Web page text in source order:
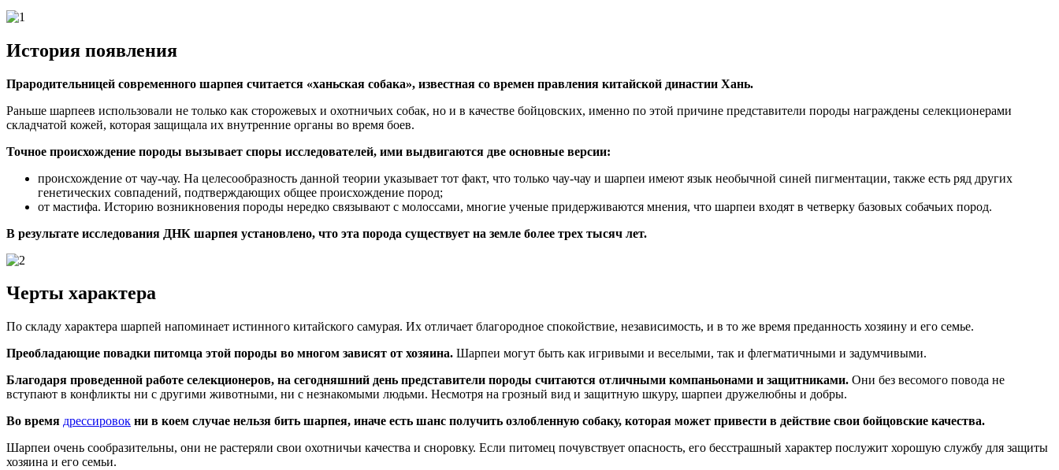
История появления
Прародительницей современного шарпея считается «ханьская собака», известная со времен правления китайской династии Хань.
Раньше шарпеев использовали не только как сторожевых и охотничьих собак, но и в качестве бойцовских, именно по этой причине представители породы награждены селекционерами
складчатой кожей, которая защищала их внутренние органы во время боев.
Точное происхождение породы вызывает споры исследователей, ими выдвигаются две основные версии:
происхождение от чау-чау. На целесообразность данной теории указывает тот факт, что только чау-чау и шарпеи имеют язык необычной синей пигментации, также есть ряд других
генетических совпадений, подтверждающих общее происхождение пород;
от мастифа. Историю возникновения породы нередко связывают с молоссами, многие ученые придерживаются мнения, что шарпеи входят в четверку базовых собачьих пород.
В результате исследования ДНК шарпея установлено, что эта порода существует на земле более трех тысяч лет.
Черты характера
По складу характера шарпей напоминает истинного китайского самурая. Их отличает благородное спокойствие, независимость, и в то же время преданность хозяину и его семье.
Преобладающие повадки питомца этой породы во многом зависят от хозяина. Шарпеи могут быть как игривыми и веселыми, так и флегматичными и задумчивыми.
Благодаря проведенной работе селекционеров, на сегодняшний день представители породы считаются отличными компаньонами и защитниками. Они без весомого повода не
вступают в конфликты ни с другими животными, ни с незнакомыми людьми. Несмотря на грозный вид и защитную шкуру, шарпеи дружелюбны и добры.
Во время дрессировок ни в коем случае нельзя бить шарпея, иначе есть шанс получить озлобленную собаку, которая может привести в действие свои бойцовские качества.
Шарпеи очень сообразительны, они не растеряли свои охотничьи качества и сноровку. Если питомец почувствует опасность, его бесстрашный характер послужит хорошую службу для защиты
хозяина и его семьи.